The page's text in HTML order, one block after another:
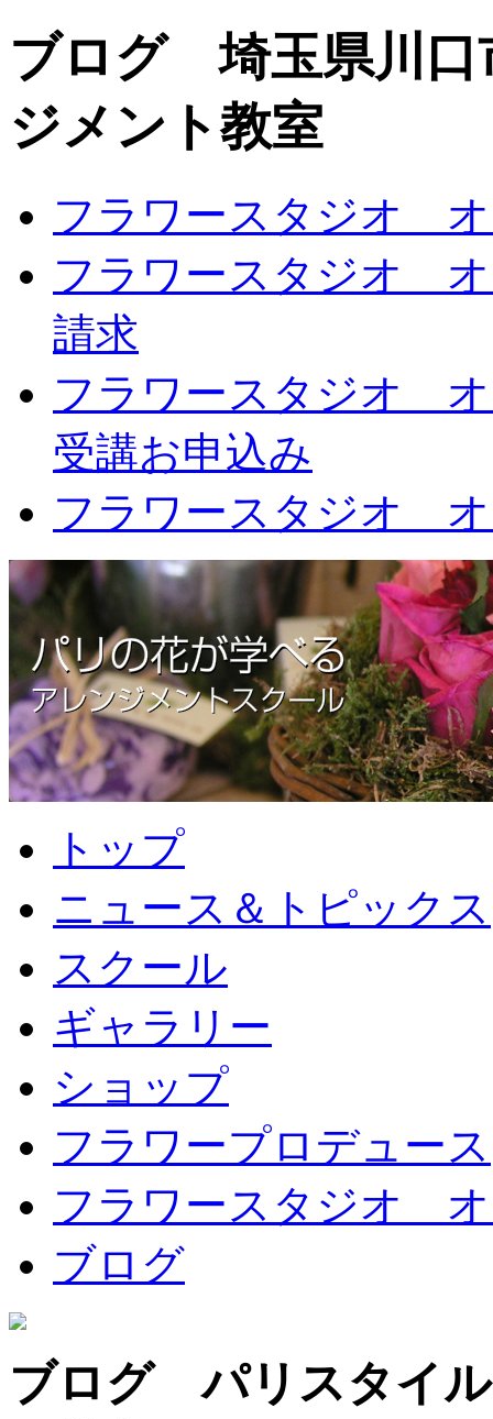
ブログ 埼玉県川口
ジメント教室
フラワースタジオ
フラワースタジオ オ
請求
フラワースタジオ
受講お申込み
フラワースタジオ
トップ
ニュース＆トピックス
スクール
ギャラリー
ショップ
フラワープロデュース
フラワースタジオ
ブログ
ブログ パリスタイ